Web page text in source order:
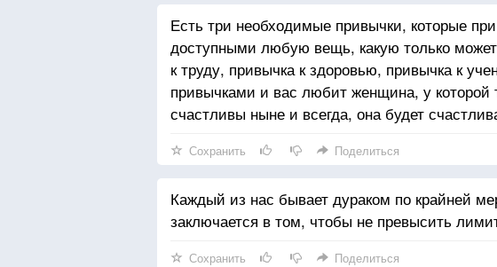
Есть три необходимые привычки, которые
доступными любую вещь, какую только
к труду, привычка к здоровью, привычка к
привычками и вас любит женщина, у которой
счастливы ныне и всегда, она будет
Сохранить Поделиться
Каждый из нас бывает дураком по крайней
заключается в том, чтобы не превысить
Сохранить Поделиться